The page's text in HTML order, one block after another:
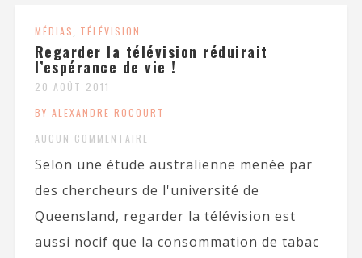
MÉDIAS, TÉLÉVISION
Regarder la télévision réduirait
l’espérance de vie !
20 AOÛT 2011
BY ALEXANDRE ROCOURT
AUCUN COMMENTAIRE
Selon une étude australienne menée par
des chercheurs de l'université de
Queensland, regarder la télévision est
aussi nocif que la consommation de tabac